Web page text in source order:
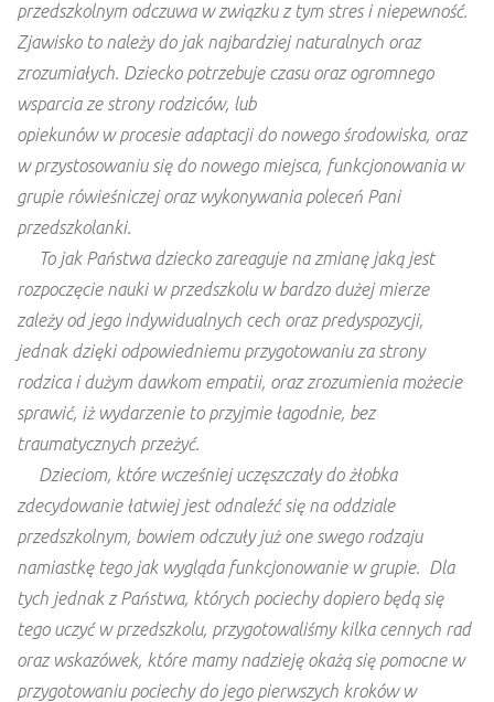
przedszkolnym odczuwa w związku z tym stres i niepewność.
Zjawisko to należy do jak najbardziej naturalnych oraz
zrozumiałych. Dziecko potrzebuje czasu oraz ogromnego
wsparcia ze strony rodziców, lub
opiekunów w procesie adaptacji do nowego środowiska, oraz
w przystosowaniu się do nowego miejsca, funkcjonowania w
grupie rówieśniczej oraz wykonywania poleceń Pani
przedszkolanki.
To jak Państwa dziecko zareaguje na zmianę jaką jest
rozpoczęcie nauki w przedszkolu w bardzo dużej mierze
zależy od jego indywidualnych cech oraz predyspozycji,
jednak dzięki odpowiedniemu przygotowaniu za strony
rodzica i dużym dawkom empatii, oraz zrozumienia możecie
sprawić, iż wydarzenie to przyjmie łagodnie, bez
traumatycznych przeżyć.
Dzieciom, które wcześniej uczęszczały do żłobka
zdecydowanie łatwiej jest odnaleźć się na oddziale
przedszkolnym, bowiem odczuły już one swego rodzaju
namiastkę tego jak wygląda funkcjonowanie w grupie. Dla
tych jednak z Państwa, których pociechy dopiero będą się
tego uczyć w przedszkolu, przygotowaliśmy kilka cennych rad
oraz wskazówek, które mamy nadzieję okażą się pomocne w
przygotowaniu pociechy do jego pierwszych kroków w